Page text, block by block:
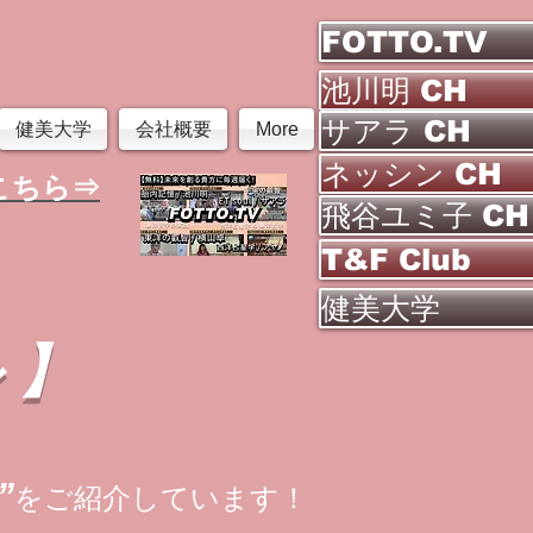
FOTTO.TV
池川明 CH
健美大学 会社概要 More
ちら⇒
サアラ CH
ネッシン CH
飛谷ユミ子 CH
T&F Club
健美大学
をご紹介しています！